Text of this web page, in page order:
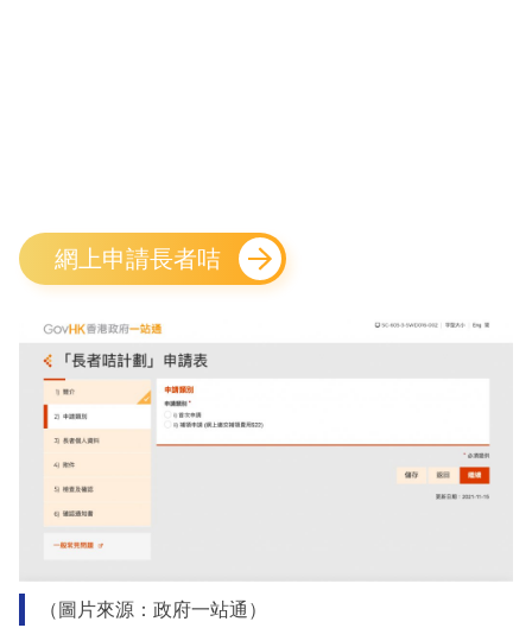
網上申請長者咭
（圖片來源：政府一站通）